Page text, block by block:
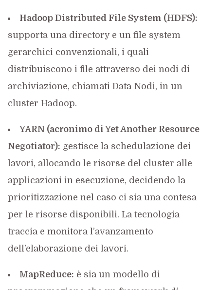
Hadoop Distributed File System (HDFS):
supporta una directory e un file system
gerarchici convenzionali, i quali
distribuiscono i file attraverso dei nodi di
archiviazione, chiamati Data Nodi, in un
cluster Hadoop.
YARN (acronimo di Yet Another Resource
Negotiator): gestisce la schedulazione dei
lavori, allocando le risorse del cluster alle
applicazioni in esecuzione, decidendo la
prioritizzazione nel caso ci sia una contesa
per le risorse disponibili. La tecnologia
traccia e monitora l’avanzamento
dell’elaborazione dei lavori.
MapReduce: è sia un modello di